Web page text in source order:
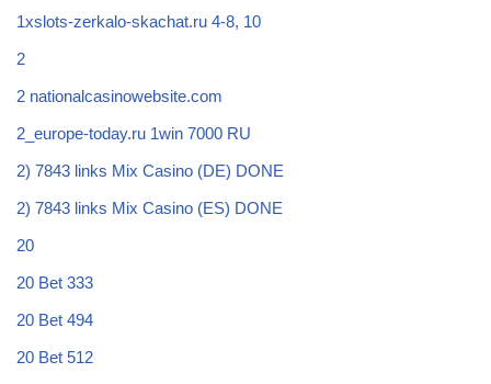
1xslots-zerkalo-skachat.ru 4-8, 10
2
2 nationalcasinowebsite.com
2_europe-today.ru 1win 7000 RU
2) 7843 links Mix Casino (DE) DONE
2) 7843 links Mix Casino (ES) DONE
20
20 Bet 333
20 Bet 494
20 Bet 512